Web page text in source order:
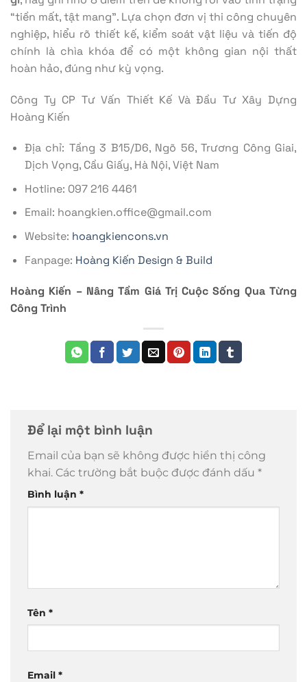
“tiền mất, tật mang”. Lựa chọn đơn vị thi công chuyên
nghiệp, hiểu rõ thiết kế, kiểm soát vật liệu và tiến độ
chính là chìa khóa để có một không gian nội thất
hoàn hảo, đúng như kỳ vọng.
Công Ty CP Tư Vấn Thiết Kế Và Đầu Tư Xây Dựng
Hoàng Kiến
Địa chỉ: Tầng 3 B15/D6, Ngõ 56, Trương Công Giai,
Dịch Vọng, Cầu Giấy, Hà Nội, Việt Nam
Hotline: 097 216 4461
Email: hoangkien.office@gmail.com
Website: hoangkiencons.vn
Fanpage: Hoàng Kiến Design & Build
Hoàng Kiến – Nâng Tầm Giá Trị Cuộc Sống Qua Từng
Công Trình
Để lại một bình luận
Email của bạn sẽ không được hiển thị công
khai. Các trường bắt buộc được đánh dấu *
Bình luận *
Tên *
Email *